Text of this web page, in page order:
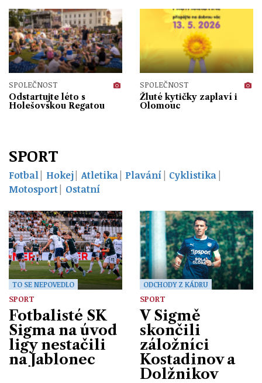
SPOLEČNOST
Odstartujte léto s
Holešovskou Regatou
SPOLEČNOST
Žluté kytičky zaplaví i
Olomouc
SPORT
Fotbal Hokej Atletika Plavání
Cyklistika
Motosport
Ostatní
TO SE NEPOVEDLO
SPORT
Fotbalisté SK
Sigma na úvod
ligy nestačili
na Jablonec
ODCHODY Z KÁDRU
SPORT
V Sigmě
skončili
záložníci
Kostadinov a
Dolžnikov